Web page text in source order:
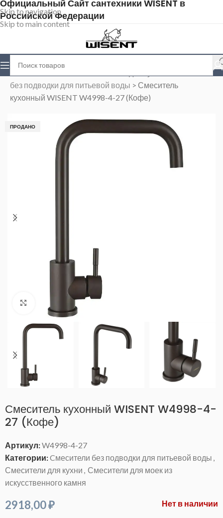
Skip to navigation
Skip to main content
Официальный Сайт сантехники WISENT в
Российской Федерации
Магазин
без подводки для питьевой воды > Смеситель
кухонный WISENT W4998-4-27 (Кофе)
ПРОДАНО
Нажмите, чтобы увеличить
Смеситель кухонный WISENT W4998-4-
27 (Кофе)
Артикул:W4998-4-27
Категории:Cмесители без подводки для питьевой воды ,
Смесители для кухни , Смесители для моек из
искусственного камня
2918,00₽ Нет в наличии